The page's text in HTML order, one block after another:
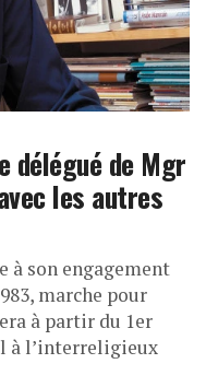
délégué de Mgr
les autres
à son engagement
marche pour
à partir du 1er
à l’interreligieux